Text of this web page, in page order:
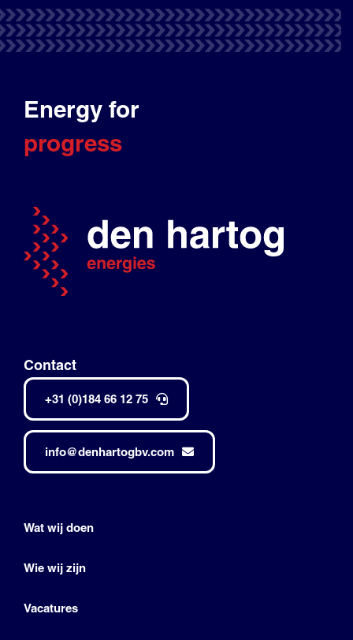
Energy for
progress
Contact
+31 (0)184 66 12 75
info@denhartogbv.com
Wat wij doen
Wie wij zijn
Vacatures